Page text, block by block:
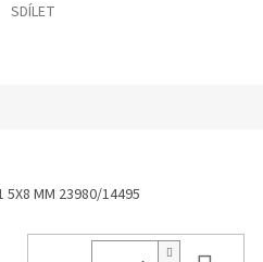
SDÍLET
5X8 MM 23980/14495